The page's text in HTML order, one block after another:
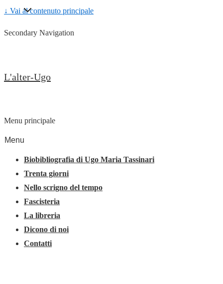
↓ Vai al contenuto principale
Secondary Navigation
L'alter-Ugo
Menu principale
Menu
Biobibliografia di Ugo Maria Tassinari
Trenta giorni
Nello scrigno del tempo
Fascisteria
La libreria
Dicono di noi
Contatti